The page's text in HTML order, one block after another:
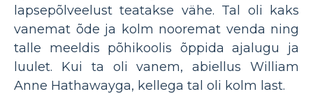
lapsepõlveelust teatakse vähe. Tal oli kaks
vanemat õde ja kolm nooremat venda ning
talle meeldis põhikoolis õppida ajalugu ja
luulet. Kui ta oli vanem, abiellus William
Anne Hathawayga, kellega tal oli kolm last.